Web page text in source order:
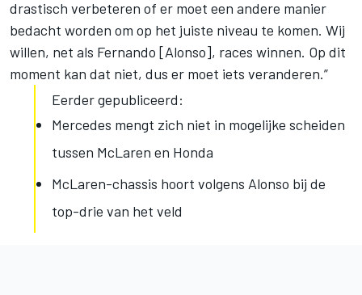
drastisch verbeteren of er moet een andere manier
bedacht worden om op het juiste niveau te komen. Wij
willen, net als Fernando [Alonso], races winnen. Op dit
moment kan dat niet, dus er moet iets veranderen.”
Eerder gepubliceerd:
Mercedes mengt zich niet in mogelijke scheiden
tussen McLaren en Honda
McLaren-chassis hoort volgens Alonso bij de
top-drie van het veld